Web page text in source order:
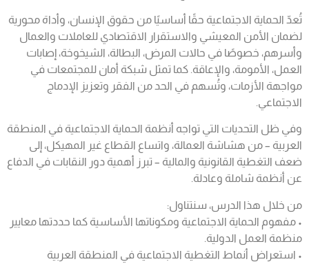
تُعدّ الحماية الاجتماعية حقًا أساسيًا من حقوق الإنسان، وأداة محورية
لضمان الأمن المعيشي والاستقرار الاقتصادي للعاملات والعمال
وأسرهم، خصوصًا في حالات المرض، البطالة، الشيخوخة، إصابات
العمل، الأمومة، والإعاقة. كما تمثل شبكة أمان للمجتمعات في
مواجهة الأزمات، وتُسهم في الحد من الفقر وتعزيز الإدماج
الاجتماعي.
وفي ظل التحديات التي تواجه أنظمة الحماية الاجتماعية في المنطقة
العربية – من هشاشة العمالة، واتساع القطاع غير المهيكل، إلى
ضعف التغطية القانونية والمالية – تبرز أهمية دور النقابات في الدفاع
عن أنظمة شاملة وعادلة.
من خلال هذا الدرس، سنتناول:
• مفهوم الحماية الاجتماعية ومكوناتها الأساسية كما حددتها معايير
منظمة العمل الدولية.
• استعراض أنماط التغطية الاجتماعية في المنطقة العربية